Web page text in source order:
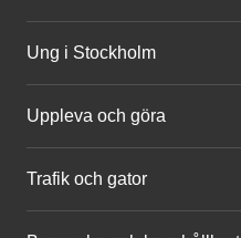
Ung i Stockholm
Uppleva och göra
Trafik och gator